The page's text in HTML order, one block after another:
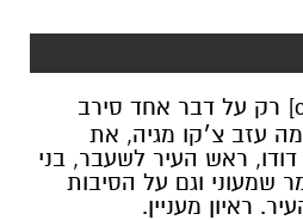
פרוספר וקנין[/caption] רק על דבר אחד סירב
עזב צ׳קו מגיה, את
ראש העיר לשעבר, בני
שמעוני וגם על הסיבות
ראיון מעניין.